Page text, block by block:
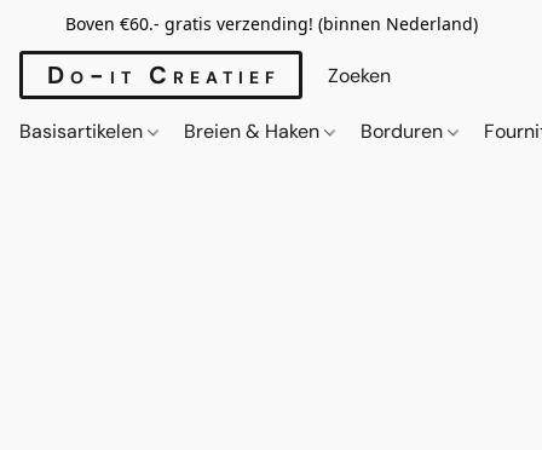
Boven €60.- gratis verzending! (binnen Nederland)
Do-it Creatief
Basisartikelen Breien & Haken Borduren